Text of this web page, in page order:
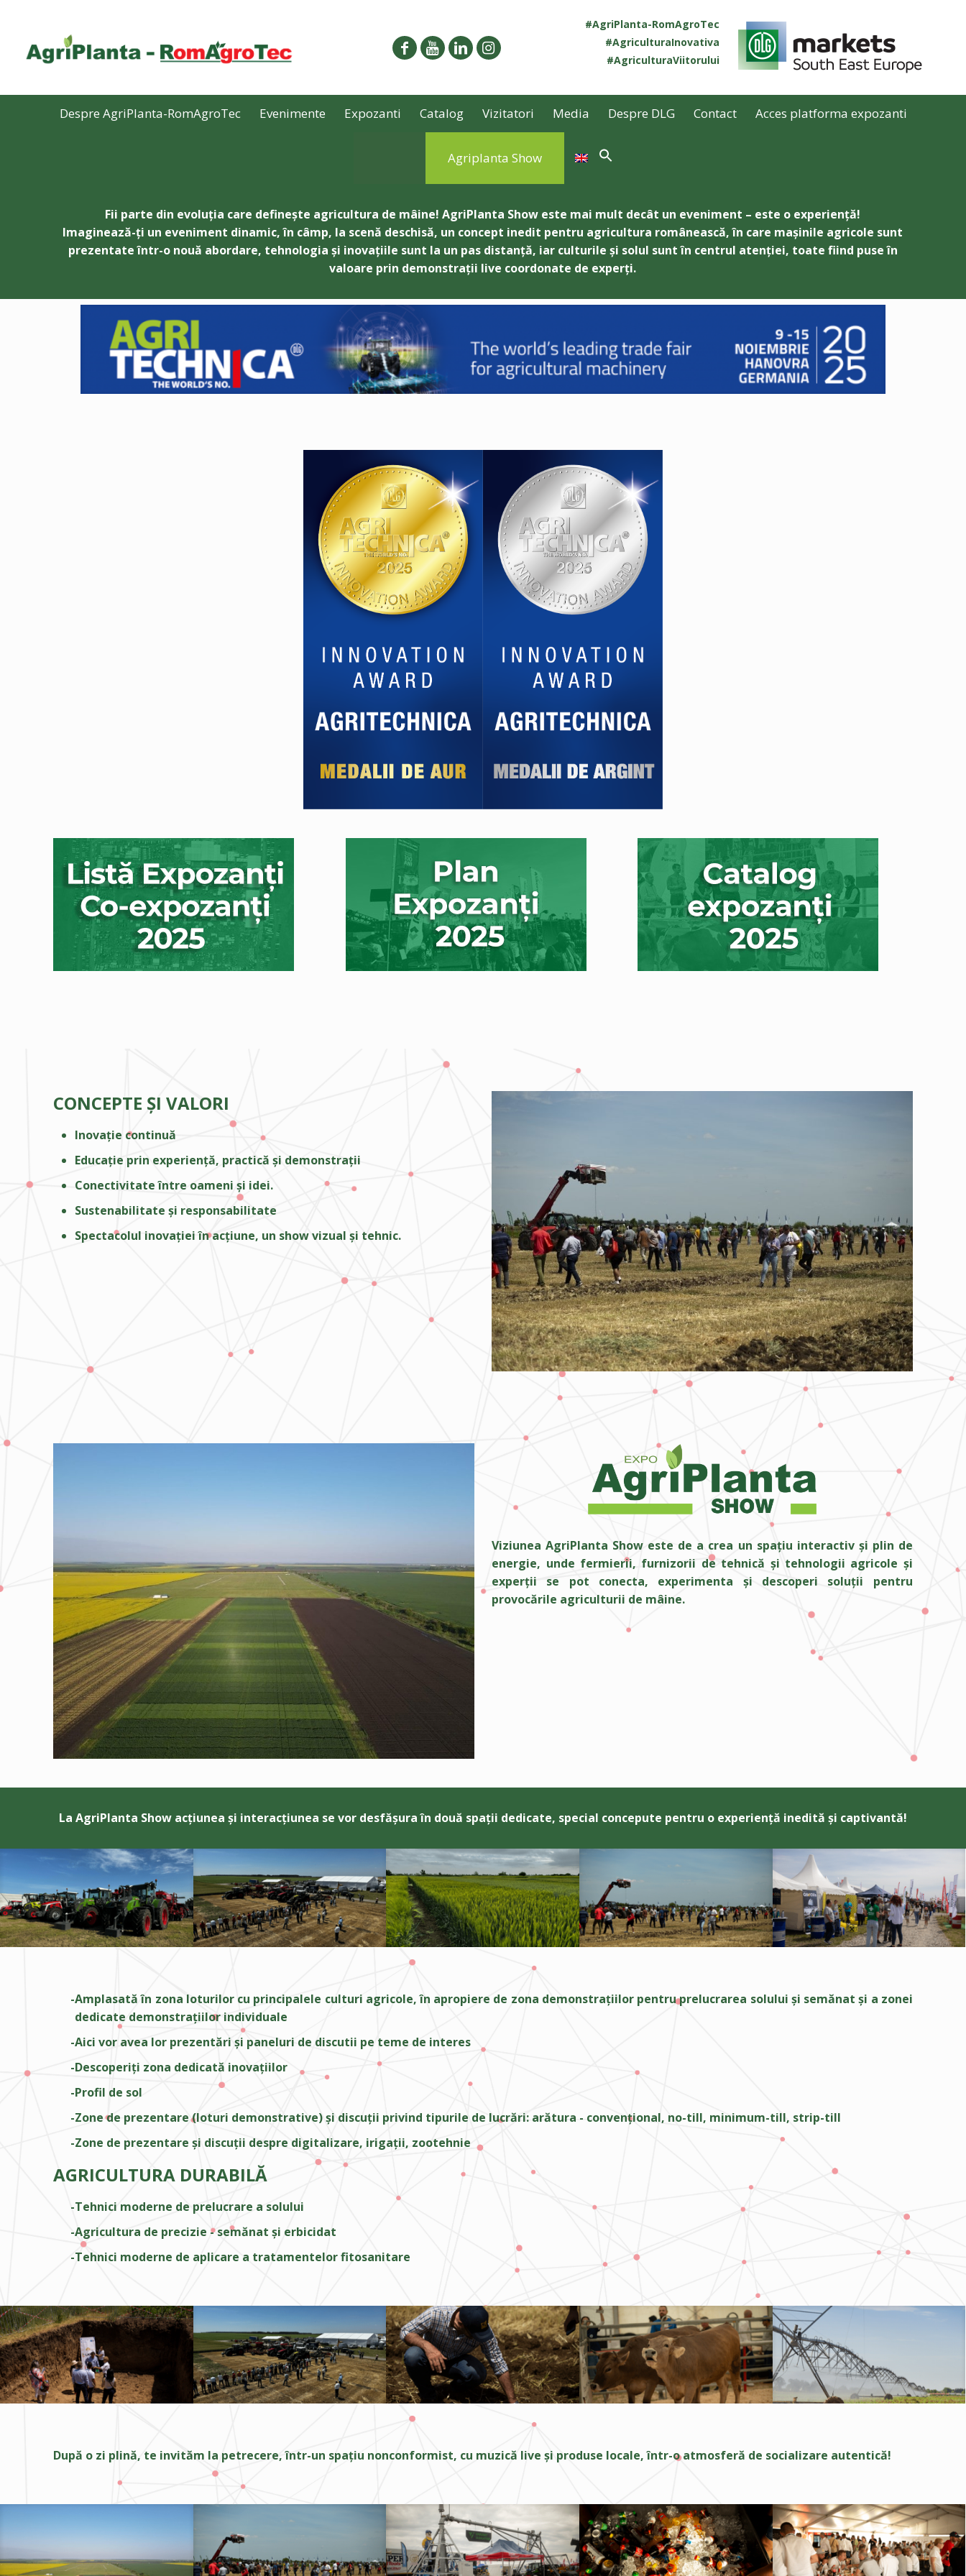
#AgriPlanta-RomAgroTec
#AgriculturaInovativa
#AgriculturaViitorului
Despre AgriPlanta-RomAgroTec Evenimente Expozanti Catalog Vizitatori Media Despre DLG Contact Acces platforma expozanti
Agriplanta Show
Fii parte din evoluția care definește agricultura de mâine! AgriPlanta Show este mai mult decât un eveniment – este o experiență!
Imaginează-ți un eveniment dinamic, în câmp, la scenă deschisă, un concept inedit pentru agricultura românească, în care mașinile agricole sunt
prezentate într-o nouă abordare, tehnologia și inovațiile sunt la un pas distanță, iar culturile și solul sunt în centrul atenției, toate fiind puse în
valoare prin demonstrații live coordonate de experți.
CONCEPTE ȘI VALORI
Inovație continuă
Educație prin experiență, practică și demonstrații
Conectivitate între oameni și idei.
Sustenabilitate și responsabilitate
Spectacolul inovației în acțiune, un show vizual și tehnic.
Viziunea AgriPlanta Show este de a crea un spațiu interactiv și plin de
energie, unde fermierii, furnizorii de tehnică și tehnologii agricole și
experții se pot conecta, experimenta și descoperi soluții pentru
provocările agriculturii de mâine.
La AgriPlanta Show acțiunea și interacțiunea se vor desfășura în două spații dedicate, special concepute pentru o experiență inedită și captivantă!
Amplasată în zona loturilor cu principalele culturi agricole, în apropiere de zona demonstrațiilor pentru prelucrarea solului și semănat și a zonei
dedicate demonstrațiilor individuale
Aici vor avea lor prezentări și paneluri de discutii pe teme de interes
Descoperiți zona dedicată inovațiilor
Profil de sol
Zone de prezentare (loturi demonstrative) și discuții privind tipurile de lucrări: arătura - convențional, no-till, minimum-till, strip-till
Zone de prezentare și discuții despre digitalizare, irigații, zootehnie
AGRICULTURA DURABILĂ
Tehnici moderne de prelucrare a solului
Agricultura de precizie - semănat și erbicidat
Tehnici moderne de aplicare a tratamentelor fitosanitare
După o zi plină, te invităm la petrecere, într-un spațiu nonconformist, cu muzică live și produse locale, într-o atmosferă de socializare autentică!